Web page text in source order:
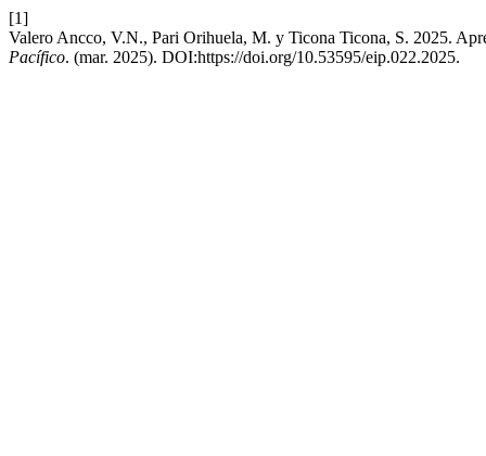
[1]
Valero Ancco, V.N., Pari Orihuela, M. y Ticona Ticona, S. 2025.
Pacífico. (mar. 2025). DOI:https://doi.org/10.53595/eip.022.2025.